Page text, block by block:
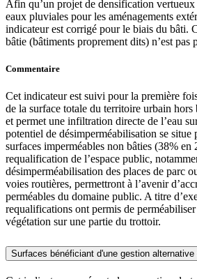
Afin qu’un projet de densification vertueux
eaux pluviales pour les aménagements
indicateur est corrigé pour le biais du bâti.
bâtie (bâtiments proprement dits) n’est pas
Commentaire
Cet indicateur est suivi pour la première
de la surface totale du territoire urbain hors
et permet une infiltration directe de l’eau
potentiel de désimperméabilisation se situe
surfaces imperméables non bâties (38% en
requalification de l’espace public,
désimperméabilisation des places de parc
voies routières, permettront à l’avenir
perméables du domaine public. A titre
requalifications ont permis de
végétation sur une partie du trottoir.
Surfaces bénéficiant d'une gestion